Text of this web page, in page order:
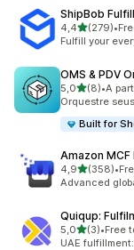
ShipBob
4,4z 5 hvězd
(279)
Celkový počet
•
Fulfill your
OMS & PDV
5,0z 5 hvězd
(8)
Celkový počet
•A
Orquestre
Built for
Amazon
4,9z 5 hvězd
(358)
Celkový počet
•
Advanced
Quiqup:
5,0z 5 hvězd
(3)
Celkový počet
•Free
UAE